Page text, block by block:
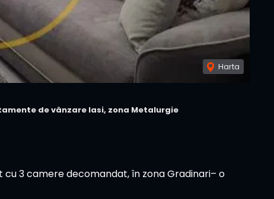
Harta
de vânzare Iasi, zona Metalurgie
3 camere decomandat, în zona Gradinari– o